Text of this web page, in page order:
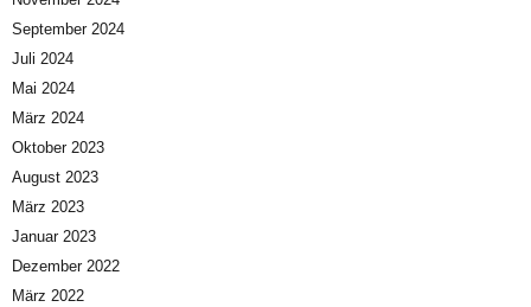
September 2024
Juli 2024
Mai 2024
März 2024
Oktober 2023
August 2023
März 2023
Januar 2023
Dezember 2022
März 2022